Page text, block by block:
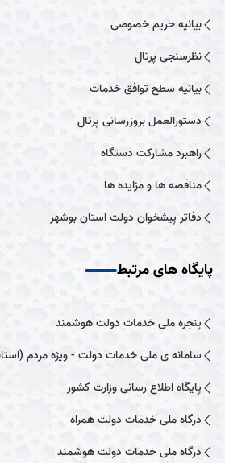
بیانیه حریم خصوصی
نظرسنجی پرتال
بیانیه سطح توافق خدمات
دستورالعمل بروزرسانی پرتال
راهبرد مشارکت دستگاه
مناقصه ها و مزایده ها
دفاتر پیشخوان دولت استان بوشهر
پایگاه های مرتبط
پنجره ملی خدمات دولت هوشمند
سامانه ی ملی خدمات دولت - ویژه مردم
پایگاه اطلاع رسانی وزارت کشور
درگاه ملی خدمات دولت همراه
درگاه ملی خدمات دولت هوشمند